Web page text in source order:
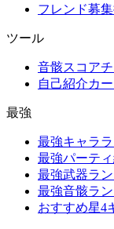
フレンド募
ツール
音骸スコア
自己紹介カ
最強
最強キャラ
最強パーテ
最強武器ラ
最強音骸ラ
おすすめ星4